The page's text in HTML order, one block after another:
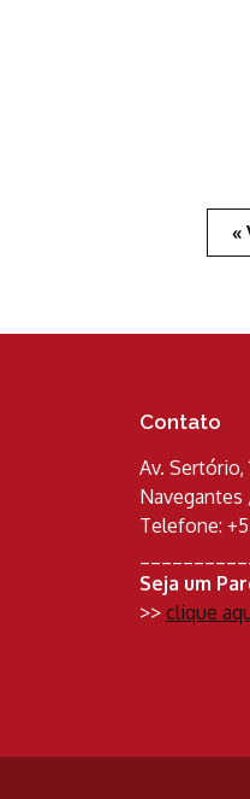
«
Contato
Av. Sertório,
Navegantes
Telefone:
Seja um
>> clique